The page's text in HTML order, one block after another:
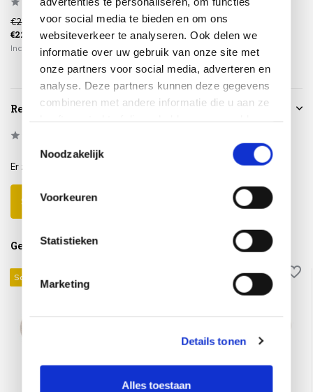
voor social media te bieden en om ons
websiteverkeer te analyseren. Ook delen we
informatie over uw gebruik van onze site met
onze partners voor social media, adverteren en
analyse. Deze partners kunnen deze gegevens
combineren met andere informatie die u aan ze
Noodzakelijk
Voorkeuren
Statistieken
Marketing
Details tonen
Alles toestaan
€275,00
€229,00
Incl. btw
€375,00
€319,00
Incl. btw
€639,00
Incl. btw
Reviews
Er zijn nog geen reviews geschreven over dit product..
Schrijf je eigen review
Gerelateerde producten
Sale 17%